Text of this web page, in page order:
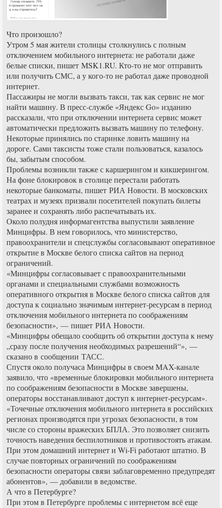
Что произошло?
Утром 5 мая жители столицы столкнулись с полным
отключением мобильного интернета: не работали даже
белые списки, пишет MSK1.RU. Кто-то не мог отправить
или получить СМС, а у кого-то не работал даже проводной
интернет.
Пассажиры не могли вызвать такси, так как сервис не мог
найти машину. В пресс-службе «Яндекс Go» изданию
рассказали, что при отключении интернета сервис может
автоматически предложить вызвать машину по телефону.
Некоторые принялись по старинке ловить машину на
дороге. Сами таксисты тоже стали пользоваться, казалось
бы, забытым способом.
Проблемы возникли также с каршерингом и кикшерингом.
На фоне блокировок в столице перестали работать
некоторые банкоматы, пишет РИА Новости. В московских
театрах и музеях призвали посетителей покупать билеты
заранее и сохранять либо распечатывать их.
Около полудня информагентства выпустили заявление
Минцифры. В нем говорилось, что министерство,
правоохранители и спецслужбы согласовывают оперативное
открытие в Москве белого списка сайтов на период
ограничений.
«Минцифры согласовывает с правоохранительными
органами и специальными службами возможность
оперативного открытия в Москве белого списка сайтов для
доступа к социально значимым интернет-ресурсам в период
отключения мобильного интернета по соображениям
безопасности», — пишет РИА Новости.
«Минцифры обещало сообщить об открытии доступа к нему
„сразу после получения необходимых разрешений“», —
сказано в сообщении ТАСС.
Спустя около получаса Минцифры в своем MAX-канале
заявило, что «временные блокировки мобильного интернета
по соображениям безопасности в Москве завершены,
операторы восстанавливают доступ к интернет-ресурсам».
«Точечные отключения мобильного интернета в российских
регионах производятся при угрозах безопасности, в том
числе со стороны вражеских БПЛА. Это позволяет снизить
точность наведения беспилотников и противостоять атакам.
При этом домашний интернет и Wi-Fi работают штатно. В
случае повторных ограничений по соображениям
безопасности операторы связи заблаговременно предупредят
абонентов», — добавили в ведомстве.
А что в Петербурге?
При этом в Петербурге проблемы с интернетом всё еще